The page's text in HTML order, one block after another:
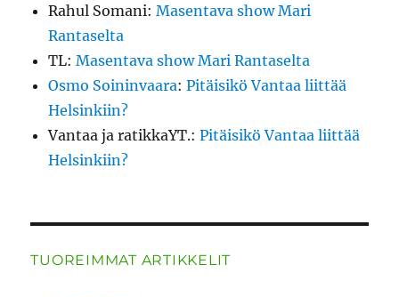
Rahul Somani:Masentava show Mari
Rantaselta
TL:Masentava show Mari Rantaselta
Osmo Soininvaara:Pitäisikö Vantaa liittää
Helsinkiin?
Vantaa ja ratikkaYT.:Pitäisikö Vantaa liittää
Helsinkiin?
TUOREIMMAT ARTIKKELIT